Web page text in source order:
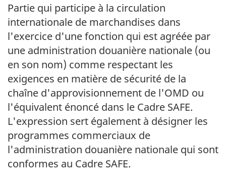
Partie qui participe à la circulation
internationale de marchandises dans
l'exercice d'une fonction qui est agréée par
une administration douanière nationale (ou
en son nom) comme respectant les
exigences en matière de sécurité de la
chaîne d'approvisionnement de l'OMD ou
l'équivalent énoncé dans le Cadre SAFE.
L'expression sert également à désigner les
programmes commerciaux de
l'administration douanière nationale qui sont
conformes au Cadre SAFE.